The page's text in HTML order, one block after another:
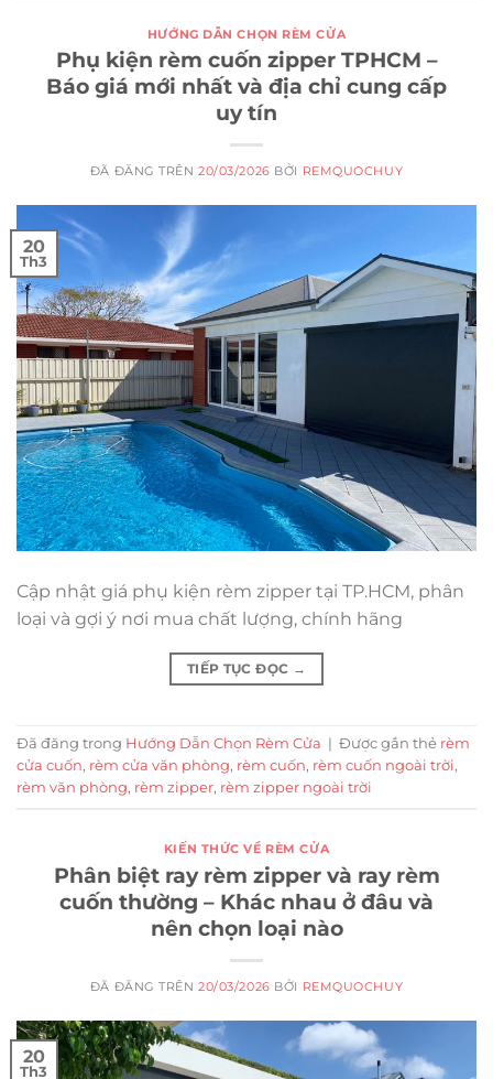
HƯỚNG DẪN CHỌN RÈM CỬA
Phụ kiện rèm cuốn zipper TPHCM –
Báo giá mới nhất và địa chỉ cung cấp
uy tín
ĐÃ ĐĂNG TRÊN20/03/2026 BỞI REMQUOCHUY
20
Th3
Cập nhật giá phụ kiện rèm zipper tại TP.HCM, phân
loại và gợi ý nơi mua chất lượng, chính hãng
TIẾP TỤC ĐỌC →
Đã đăng trong Hướng Dẫn Chọn Rèm Cửa | Được gắn thẻ rèm
cửa cuốn, rèm cửa văn phòng, rèm cuốn, rèm cuốn ngoài trời,
rèm văn phòng, rèm zipper, rèm zipper ngoài trời
KIẾN THỨC VỀ RÈM CỬA
Phân biệt ray rèm zipper và ray rèm
cuốn thường – Khác nhau ở đâu và
nên chọn loại nào
ĐÃ ĐĂNG TRÊN20/03/2026 BỞI REMQUOCHUY
20
Th3